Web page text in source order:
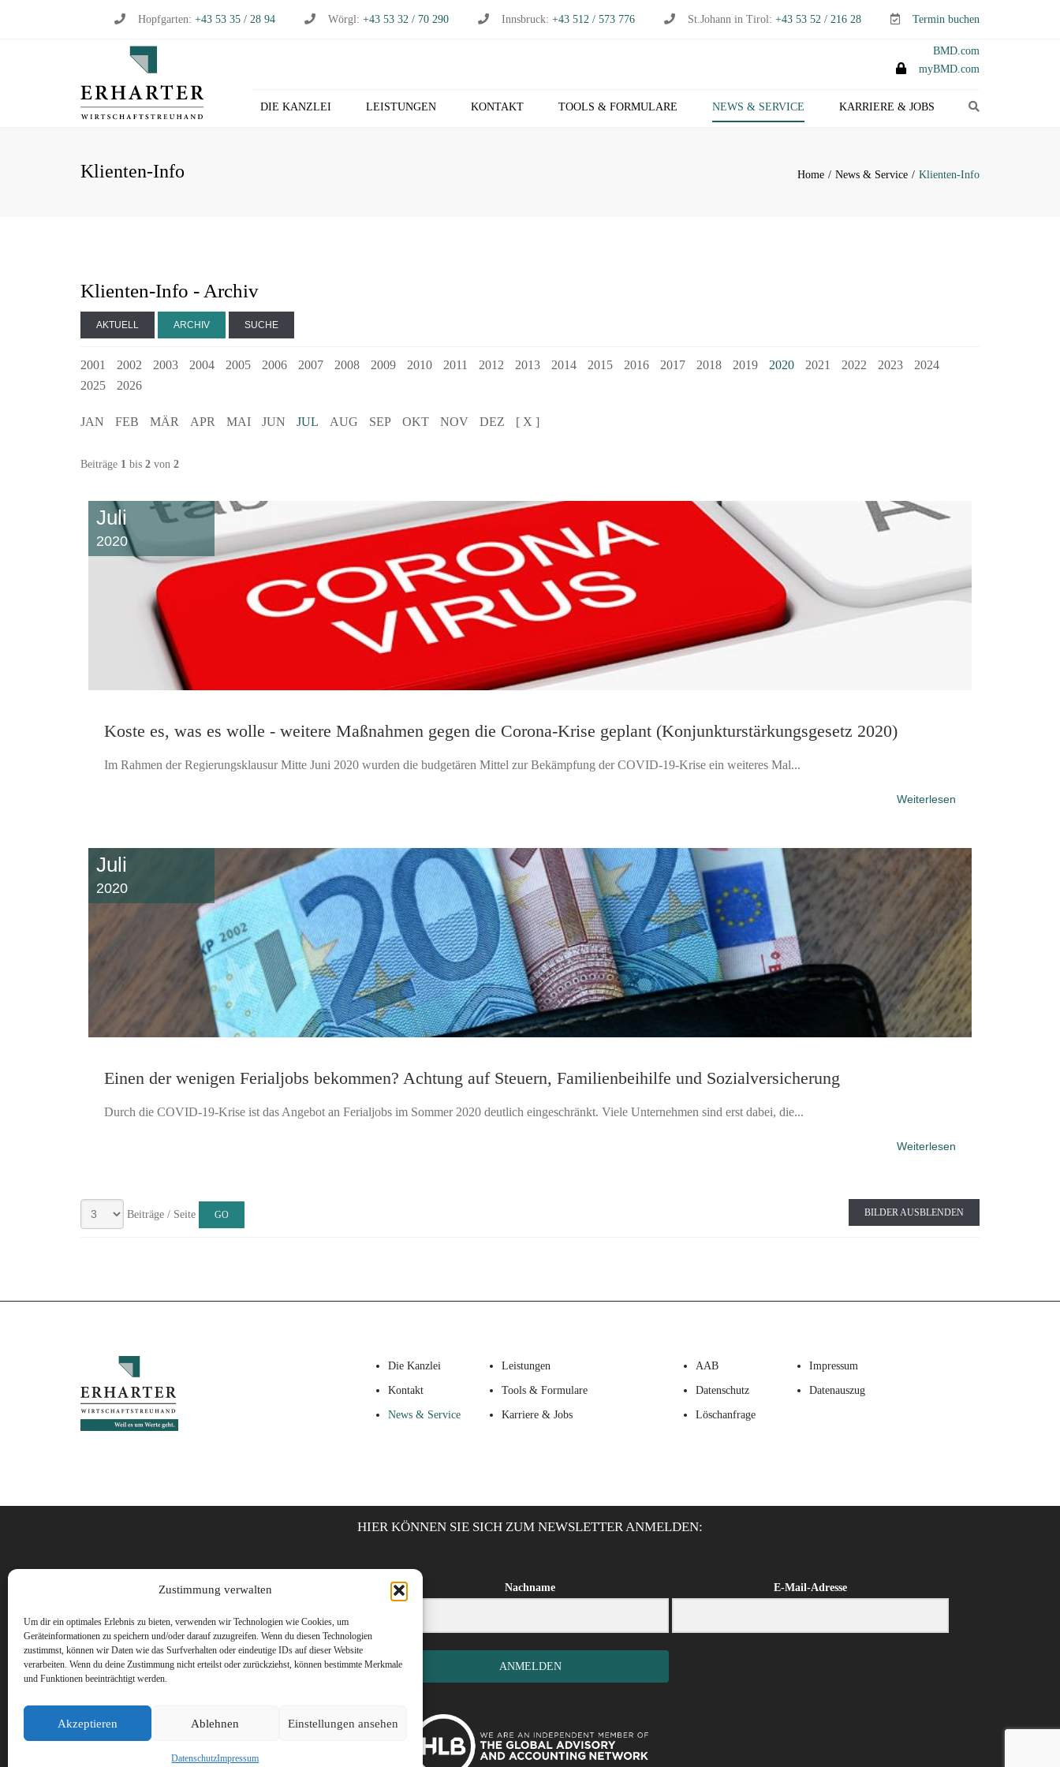
Zustimmung verwalten
Um dir ein optimales Erlebnis zu bieten, verwenden wir Technologien wie Cookies, um
Geräteinformationen zu speichern und/oder darauf zuzugreifen. Wenn du diesen Technologien
zustimmst, können wir Daten wie das Surfverhalten oder eindeutige IDs auf dieser Website
verarbeiten. Wenn du deine Zustimmung nicht erteilst oder zurückziehst, können bestimmte Merkmale
und Funktionen beeinträchtigt werden.
Akzeptieren Ablehnen Einstellungen ansehen
DatenschutzImpressum
Hopfgarten: +43 53 35 / 28 94 Wörgl: +43 53 32 / 70 290 Innsbruck: +43 512 / 573 776 St.Johann in Tirol: +43 53 52 / 216 28 Termin buchen
BMD.com
myBMD.com
DIE KANZLEI LEISTUNGEN KONTAKT TOOLS & FORMULARE NEWS & SERVICE KARRIERE & JOBS
Klienten-Info Home News & Service Klienten-Info
Klienten-Info - Archiv
AKTUELL ARCHIV SUCHE
2001 2002 2003 2004 2005 2006 2007 2008 2009 2010 2011 2012 2013 2014 2015 2016 2017 2018 2019 2020 2021 2022 2023
2024
2025
2026
JAN FEB MÄR APR MAI JUN JUL AUG SEP OKT NOV DEZ [ X ]
Beiträge 1 bis 2 von 2
Juli
2020
Koste es, was es wolle - weitere Maßnahmen gegen die Corona-Krise geplant (Konjunkturstärkungsgesetz 2020)
Im Rahmen der Regierungsklausur Mitte Juni 2020 wurden die budgetären Mittel zur Bekämpfung der COVID-19-Krise ein weiteres Mal...
Weiterlesen
Juli
2020
Einen der wenigen Ferialjobs bekommen? Achtung auf Steuern, Familienbeihilfe und Sozialversicherung
Durch die COVID-19-Krise ist das Angebot an Ferialjobs im Sommer 2020 deutlich eingeschränkt. Viele Unternehmen sind erst dabei, die...
Weiterlesen
Beiträge / Seite BILDER AUSBLENDEN
Die Kanzlei Leistungen
Kontakt Tools & Formulare
News & Service Karriere & Jobs
AAB Impressum
Datenschutz Datenauszug
Löschanfrage
HIER KÖNNEN SIE SICH ZUM NEWSLETTER ANMELDEN:
Vorname Nachname E-Mail-Adresse
ANMELDEN